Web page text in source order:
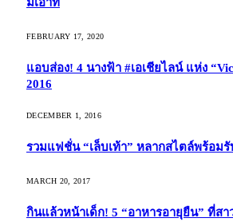
มีเอ้าท์
FEBRUARY 17, 2020
แอบส่อง! 4 นางฟ้า #เอเชียไลน์ แห่ง
2016
DECEMBER 1, 2016
รวมแฟชั่น “เล็บเท้า” หลากสไตล์พร้อม
MARCH 20, 2017
กินแล้วหน้าเด็ก! 5 “อาหารอายุยืน” ที่ส